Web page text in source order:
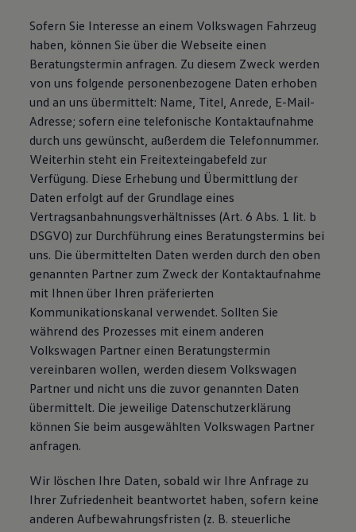
Sofern Sie Interesse an einem Volkswagen Fahrzeug
haben, können Sie über die Webseite einen
Beratungstermin anfragen. Zu diesem Zweck werden
von uns folgende personenbezogene Daten erhoben
und an uns übermittelt: Name, Titel, Anrede, E-Mail-
Adresse; sofern eine telefonische Kontaktaufnahme
durch uns gewünscht, außerdem die Telefonnummer.
Weiterhin steht ein Freitexteingabefeld zur
Verfügung. Diese Erhebung und Übermittlung der
Daten erfolgt auf der Grundlage eines
Vertragsanbahnungsverhältnisses (Art. 6 Abs. 1 lit. b
DSGVO) zur Durchführung eines Beratungstermins bei
uns. Die übermittelten Daten werden durch den oben
genannten Partner zum Zweck der Kontaktaufnahme
mit Ihnen über Ihren präferierten
Kommunikationskanal verwendet. Sollten Sie
während des Prozesses mit einem anderen
Volkswagen Partner einen Beratungstermin
vereinbaren wollen, werden diesem Volkswagen
Partner und nicht uns die zuvor genannten Daten
übermittelt. Die jeweilige Datenschutzerklärung
können Sie beim ausgewählten Volkswagen Partner
anfragen.
Wir löschen Ihre Daten, sobald wir Ihre Anfrage zu
Ihrer Zufriedenheit beantwortet haben, sofern keine
anderen Aufbewahrungsfristen (z. B. steuerliche